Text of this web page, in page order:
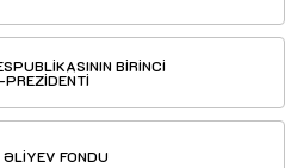
BİRİNCİ
PREZİDENTİ
FONDU